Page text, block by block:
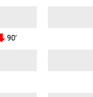
90′